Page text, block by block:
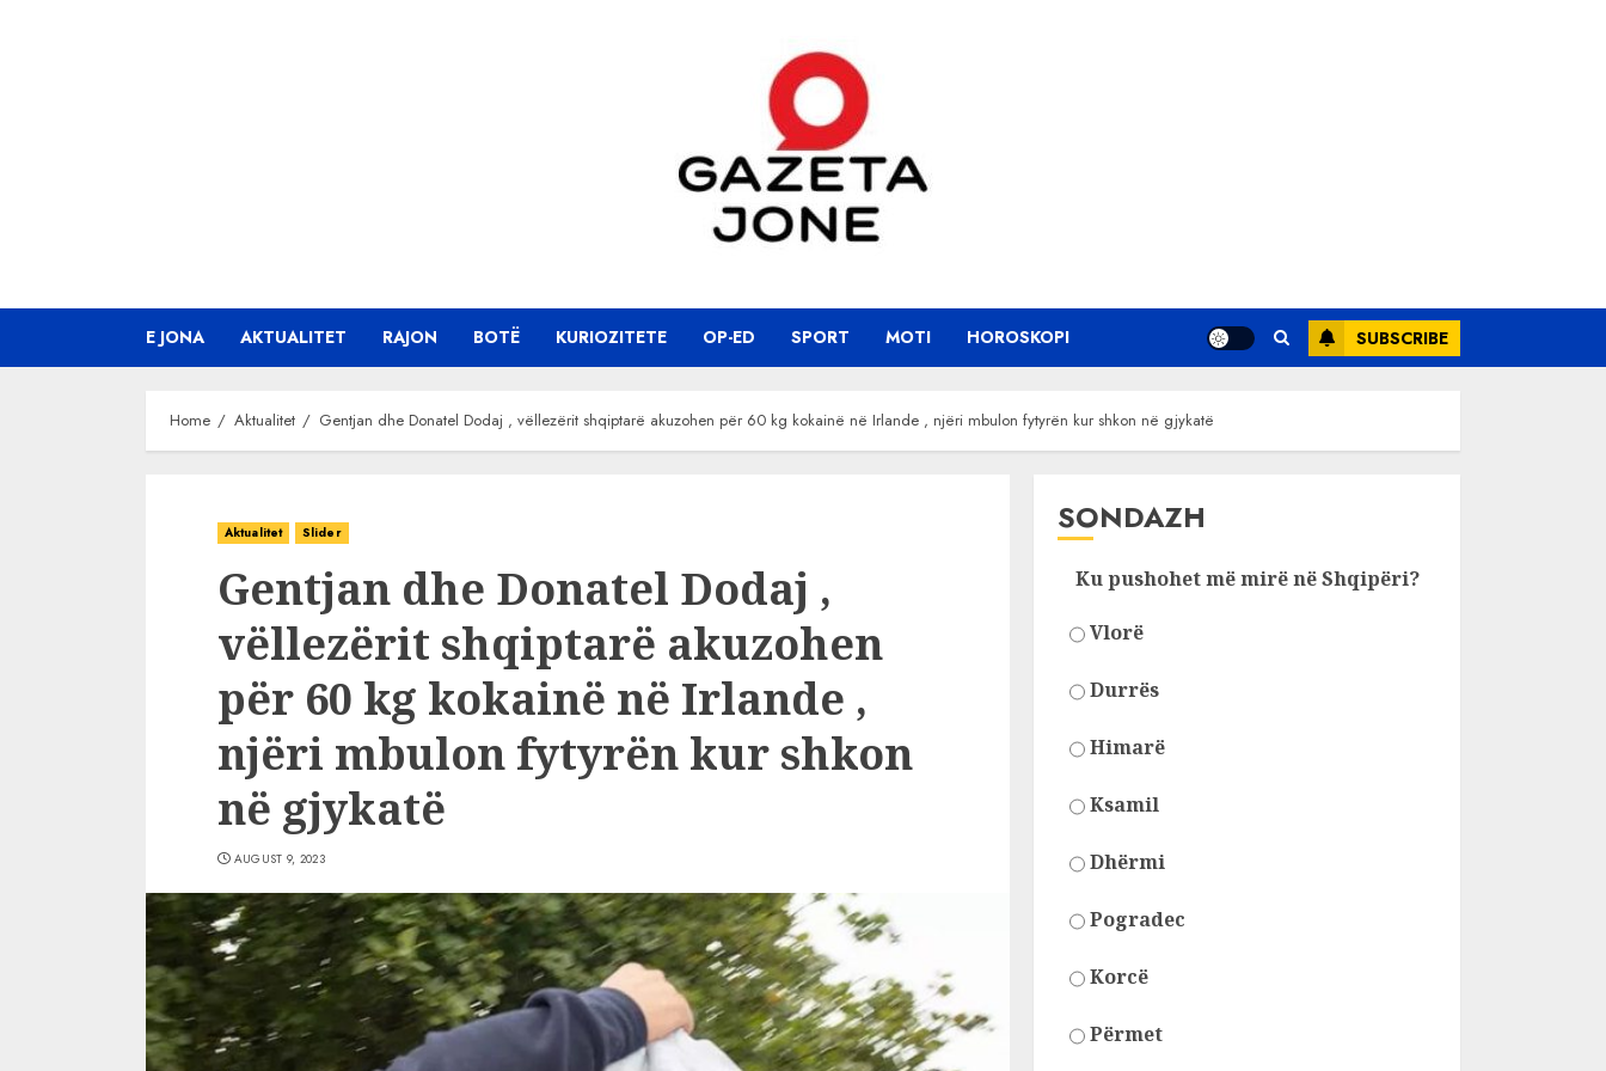
E JONA AKTUALITET RAJON BOTË KURIOZITETE OP-ED SPORT MOTI HOROSKOPI SUBSCRIBE
Home Aktualitet Gentjan dhe Donatel Dodaj , vëllezërit shqiptarë akuzohen për 60 kg kokainë në Irlande , njëri mbulon fytyrën kur shkon në gjykatë
Aktualitet Slider
Gentjan dhe Donatel Dodaj ,
vëllezërit shqiptarë akuzohen
për 60 kg kokainë në Irlande ,
njëri mbulon fytyrën kur shkon
në gjykatë
AUGUST 9, 2023
SONDAZH
Ku pushohet më mirë në Shqipëri?
Vlorë
Durrës
Himarë
Ksamil
Dhërmi
Pogradec
Korcë
Përmet